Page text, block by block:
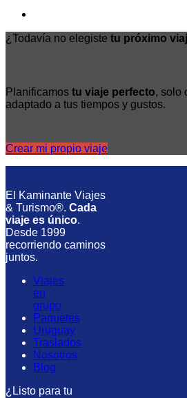
¿Todavía no elegiste tu próximo
Planificamos tu viaje perfecto, solo
adaptado a tus tiempos y gustos.
Crear mi propio viaje
El Kaminante Viajes
& Turismo®. Cada
viaje es único.
Desde 1999
recorriendo caminos
juntos.
Viajes
en
grupo
Paquetes
Uruguay
Traslados
Nosotros
Blog
¿Listo para tu